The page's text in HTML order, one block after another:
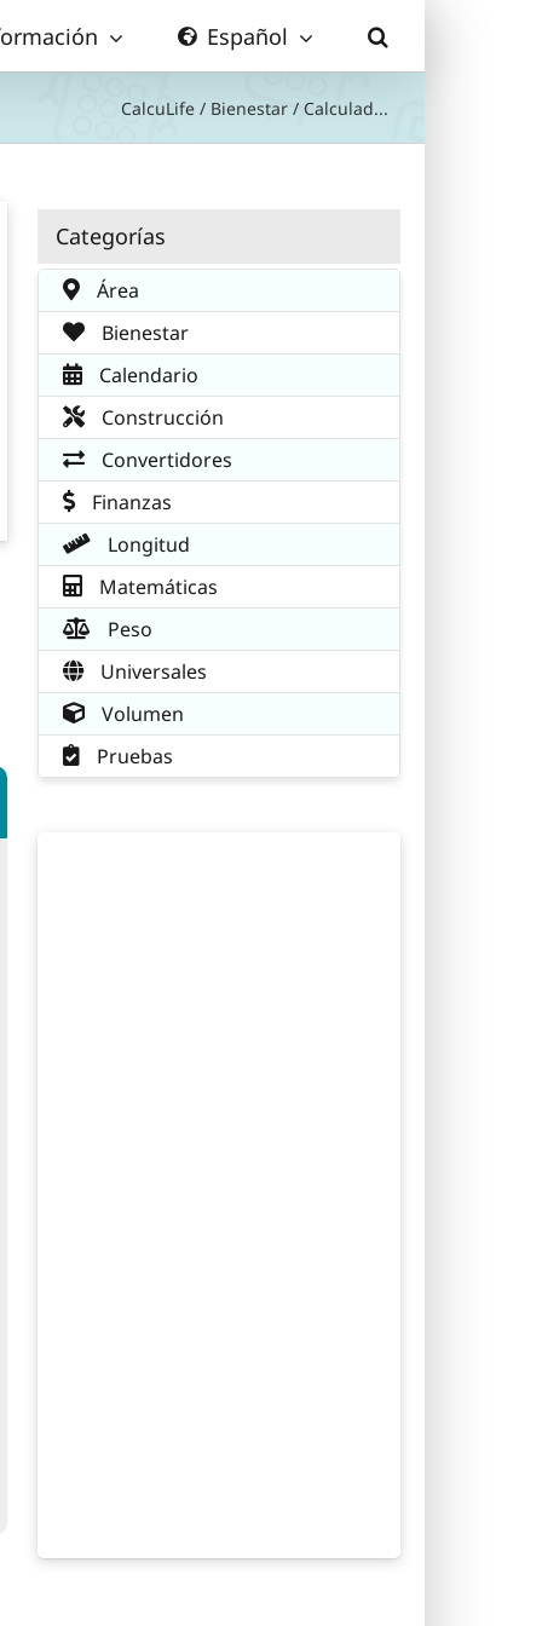
Español
CalcuLife / Bienestar / Calculad...
Categorías
Área
Bienestar
Calendario
Construcción
Convertidores
Finanzas
Longitud
Matemáticas
Peso
Universales
Volumen
Pruebas